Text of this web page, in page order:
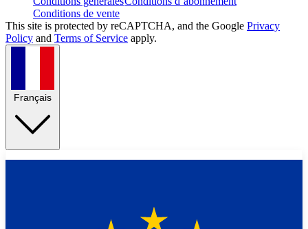
Conditions de vente
This site is protected by reCAPTCHA, and the Google Privacy
Policy and Terms of Service apply.
Français